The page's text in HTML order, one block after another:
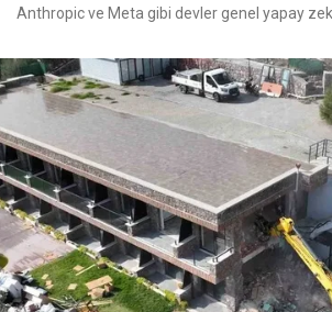
Anthropic ve Meta gibi devler genel yapay